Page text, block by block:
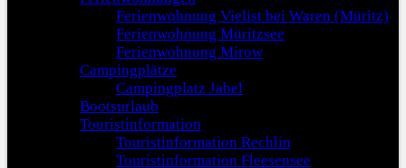
Ferienwohnung Vielist bei Waren (Müritz)
Ferienwohnung Müritzsee
Ferienwohnung Mirow
Campingplätze
Campingplatz Jabel
Bootsurlaub
Touristinformation
Touristinformation Rechlin
Touristinformation Fleesensee